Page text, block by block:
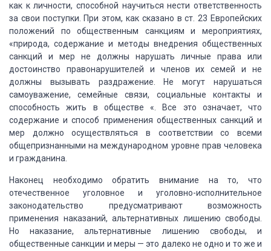
как к личности, способной научиться нести ответственность
за свои поступки.
При этом, как сказано в ст. 23 Европейских
положений по общественным санкциям и мероприятиях,
«природа, содержание и методы внедрения общественных
санкций и мер не должны нарушать личные права или
достоинство правонарушителей и членов их семей и не
должны вызывать раздражение. Не могут нарушаться
самоуважение, семейные связи, социальные контакты и
способность жить в обществе «. Все это означает, что
содержание и способ применения общественных санкций и
мер должно осуществляться в соответствии со всеми
общепризнанными на международном уровне прав человека
и гражданина.
Наконец необходимо обратить внимание на то, что
отечественное уголовное и уголовно-исполнительное
законодательство предусматриваютвозможность
применения наказаний, альтернативных лишению свободы.
Но наказание, альтернативные лишению свободы, и
общественные санкции и меры — это далеко не одно и то же и